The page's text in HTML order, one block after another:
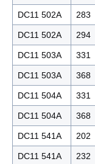
DC11 502A 283
DC11 502A 294
DC11 503A 331
DC11 503A 368
DC11 504A 331
DC11 504A 368
DC11 541A 202
DC11 541A 232